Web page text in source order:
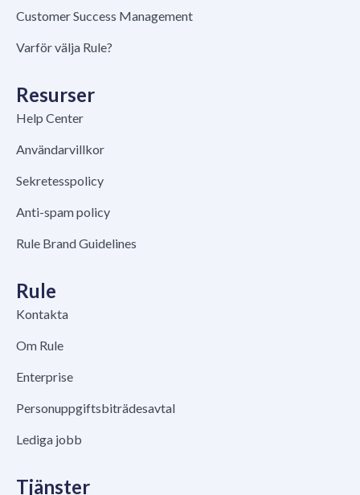
Customer Success Management
Varför välja Rule?
Resurser
Help Center
Användarvillkor
Sekretesspolicy
Anti-spam policy
Rule Brand Guidelines
Rule
Kontakta
Om Rule
Enterprise
Personuppgiftsbiträdesavtal
Lediga jobb
Tjänster